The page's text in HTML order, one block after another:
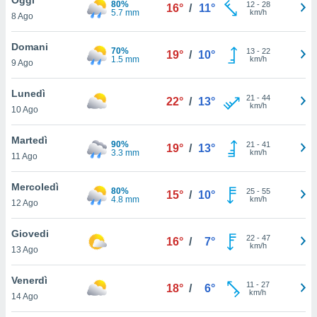
è
al sito
di
ci
di
il
un
la
nella
8 Ago
80%
5.7 mm
16° / 11° 12- 28
km/h
Domani
9 Ago
70%
1.5 mm
19° / 10° 13- 22
km/h
Lunedì
10 Ago
22° / 13° 21 - 44
km/h
Martedì
11 Ago
90%
3.3 mm
19° / 13° 21 - 41
km/h
Mercoledì
12 Ago
80%
4.8 mm
15° / 10° 25- 55
km/h
Giovedi
13 Ago
16° / 7° 22- 47
km/h
Venerdì
14 Ago
18° / 6° 11 - 27
km/h